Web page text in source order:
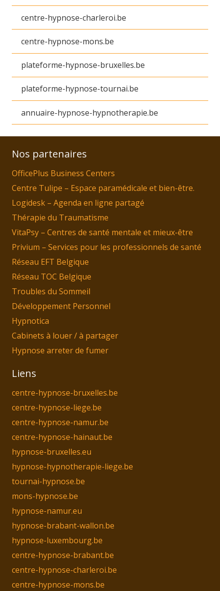
centre-hypnose-charleroi.be
centre-hypnose-mons.be
plateforme-hypnose-bruxelles.be
plateforme-hypnose-tournai.be
annuaire-hypnose-hypnotherapie.be
Nos partenaires
OfficePlus Business Centers
Centre Tulipe – Espace paramédicale et bien-être.
Logidesk – Agenda en ligne partagé
Thérapie du Traumatisme
VitaPsy – Centres de santé mentale et mieux-être
Privium – Services pour les professionnels de santé
Réseau EFT Belgique
Réseau TOC Belgique
Troubles du Sommeil
Développement Personnel
Hypnotica
Cabinets à louer / à partager
Hypnose arreter de fumer
Liens
centre-hypnose-bruxelles.be
centre-hypnose-liege.be
centre-hypnose-namur.be
centre-hypnose-hainaut.be
hypnose-bruxelles.eu
hypnose-hypnotherapie-liege.be
tournai-hypnose.be
mons-hypnose.be
hypnose-namur.eu
hypnose-brabant-wallon.be
hypnose-luxembourg.be
centre-hypnose-brabant.be
centre-hypnose-charleroi.be
centre-hypnose-mons.be